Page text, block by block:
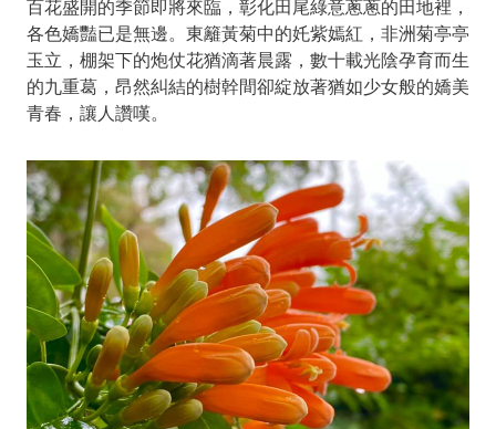
百花盛開的季節即將來臨，彰化田尾綠意蔥蔥的田地裡，
各色嬌豔已是無邊。東籬黃菊中的奼紫嫣紅，非洲菊亭亭
玉立，棚架下的炮仗花猶滴著晨露，數十載光陰孕育而生
的九重葛，昂然糾結的樹幹間卻綻放著猶如少女般的嬌美
青春，讓人讚嘆。